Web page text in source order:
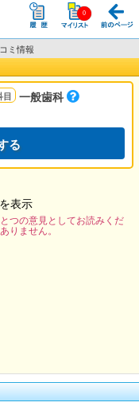
ミ情報
一般歯科
る
表示
つの意見としてお読みくだ
りません。